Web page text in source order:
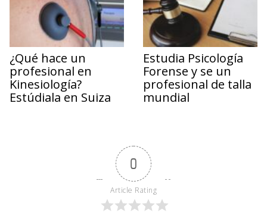
¿Qué hace un
profesional en
Kinesiología?
Estúdiala en Suiza
Estudia Psicología
Forense y se un
profesional de talla
mundial
0
Article Rating